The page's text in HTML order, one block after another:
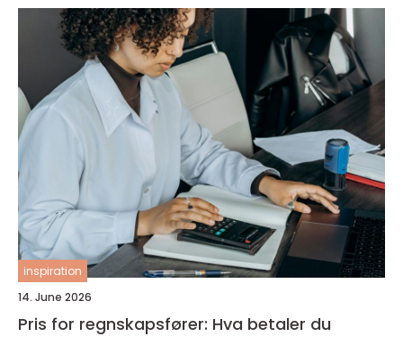
inspiration
14. June 2026
Pris for regnskapsfører: Hva betaler du